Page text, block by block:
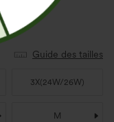
Guide des tailles
3X(24W/26W)
M